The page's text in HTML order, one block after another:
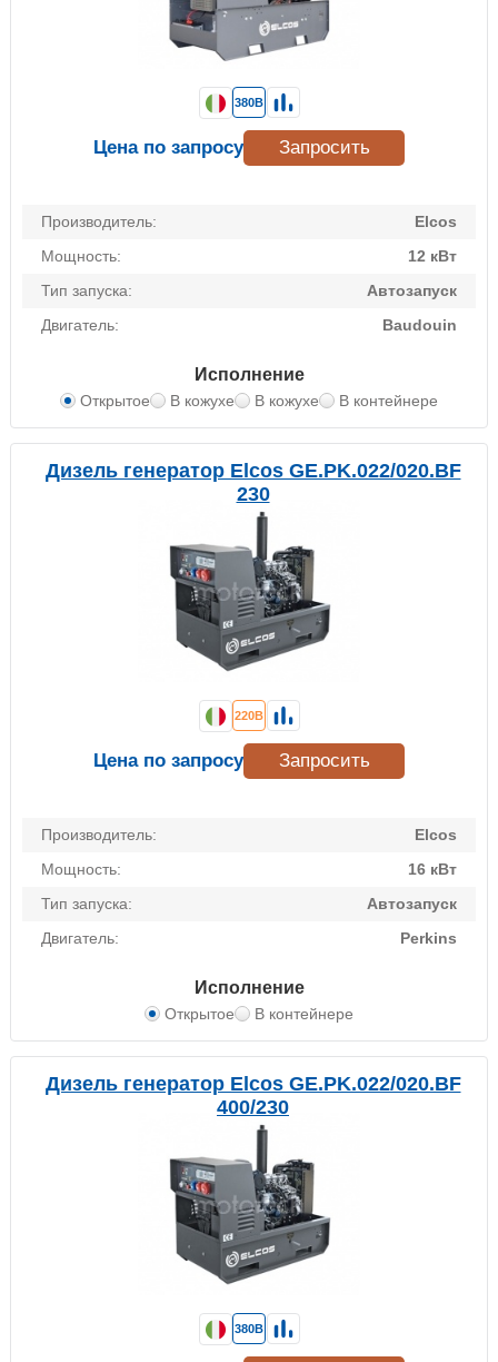
Производитель:
Elcos
Мощность:
12 кВт
Тип запуска:
Автозапуск
Двигатель:
Baudouin
Исполнение
Открытое В кожухе В кожухе В контейнере
380В
Цена по запросу Запросить
Дизель генератор Elcos GE.PK.022/020.BF
230
Производитель:
Elcos
Мощность:
16 кВт
Тип запуска:
Автозапуск
Двигатель:
Perkins
Исполнение
Открытое В контейнере
220В
Цена по запросу Запросить
Дизель генератор Elcos GE.PK.022/020.BF
400/230
380В